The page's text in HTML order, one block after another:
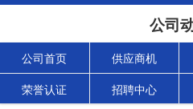
公司
公司首页 供应商机
荣誉认证 招聘中心